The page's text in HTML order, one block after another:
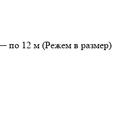
по 12 м (Режем в размер)